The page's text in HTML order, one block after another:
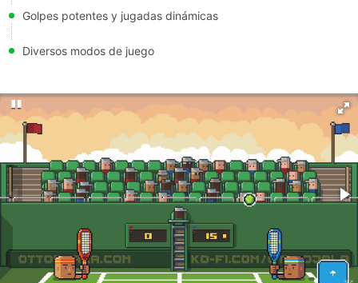
Golpes potentes y jugadas dinámicas
Diversos modos de juego